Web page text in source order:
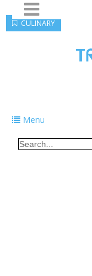
Menu
CULINARY